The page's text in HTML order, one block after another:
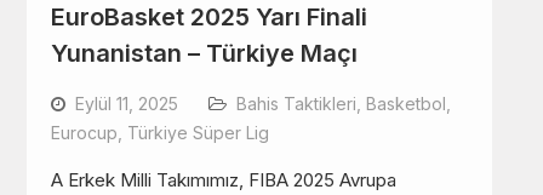
EuroBasket 2025 Yarı Finali
Yunanistan – Türkiye Maçı
Eylül 11, 2025 Bahis Taktikleri Basketbol
Eurocup Türkiye Süper Lig
A Erkek Milli Takımımız, FIBA 2025 Avrupa